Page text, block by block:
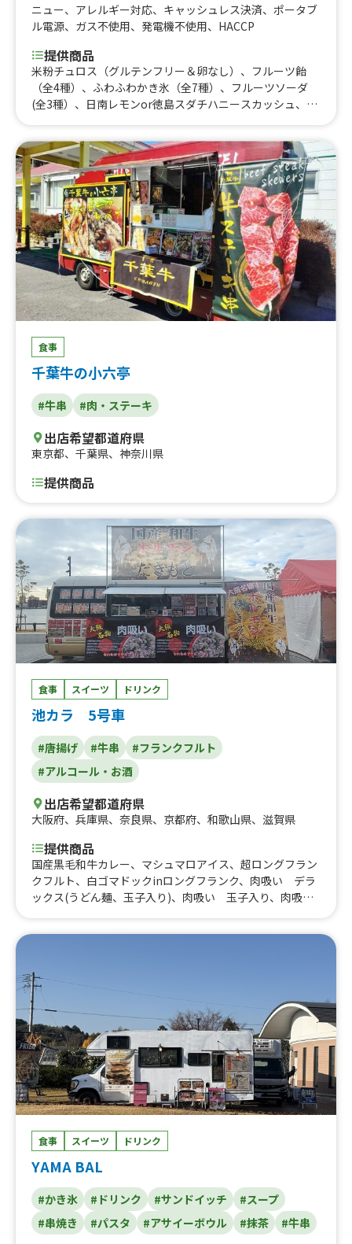
ニュー、 アレルギー対応、 キャッシュレス決済、 ポータブ
ル電源、 ガス不使用、 発電機不使用、 HACCP
提供商品
米粉チュロス（グルテンフリー＆卵なし）、フルーツ飴
（全4種）、ふわふわかき氷（全7種）、フルーツソーダ
(全3種）、日南レモンor徳島スダチハニースカッシュ、米
食事
千葉牛の小六亭
#牛串 #肉・ステーキ
出店希望都道府県
東京都、 千葉県、 神奈川県
提供商品
食事 スイーツ ドリンク
池カラ 5号車
#唐揚げ #牛串
#フランクフルト
#アルコール・お酒
出店希望都道府県
大阪府、 兵庫県、 奈良県、 京都府、 和歌山県、 滋賀県
提供商品
国産黒毛和牛カレー、マシュマロアイス、超ロングフラン
クフルト、白ゴマドックinロングフランク、肉吸い デラ
ックス(うどん麺、玉子入り)、肉吸い 玉子入り、肉吸
国産黒毛和牛ホルモン丼、牛ハラミ串、牛カルビ串、牛タ
モン焼き、果汁100％ パイナップルジュース 果肉入
り、フローズンフロート、フローズン、ひるぜん焼きそ
ば、ザンギVSジュウシーももから 食べ比べ ポテト付
き、ザンギバーガー(単品)、冷凍みかん、、エメラルドパ
インフローズン、綾鷹&コーラ、コーラ、ファンタオレン
ジ、700ml ビックサイズ、池カラ&ジューシーももから、
食べ比べパック、池カラ 大、池カラ 中、九州熊本産
ジューシーももから 大、九州熊本産 ジューシーももか
ら 中、北海道札幌産王様のたれザンギ 大、北海道札幌
産王様のたれザンギ 中、王様のたれザンギバーガー ポ
テト付き、冷凍ウォーター、ジャンボ唐コロ弁当、揚げた
こチーズボール、コーンスープ、クラムチャウダー、フラ
ップ、コットンキャンディー、カレーうどん、カレーライ
ス、焼きそば、からあげ、池カラヌードル、チキンラーメ
ン、ドライゼロ、チューハイ、ハイボール、、ビール、か
食事 スイーツ ドリンク
YAMA BAL
#かき氷 #ドリンク #サンドイッチ
#スープ
#串焼き
#パスタ #アサイーボウル #抹茶 #牛串